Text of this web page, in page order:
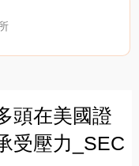
頭在美國證
受壓力_SEC